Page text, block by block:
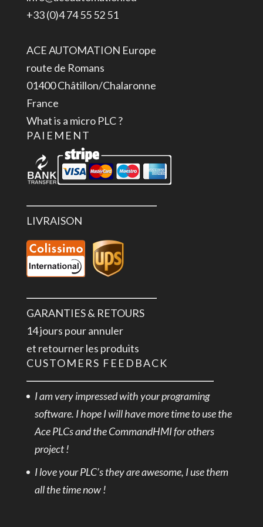
Modbus
RTU
IP65
+33 (0)4 74 55 52 51
ACE AUTOMATION Europe
route de Romans
01400 Châtillon/Chalaronne
France
What is a micro PLC ?
PAIEMENT
LIVRAISON
GARANTIES & RETOURS
14 jours pour annuler
et retourner les produits
CUSTOMERS FEEDBACK
I am very impressed with your programing
software. I hope I will have more time to use the
Ace PLCs and the CommandHMI for others
project !
I love your PLC’s they are awesome, I use them
all the time now !